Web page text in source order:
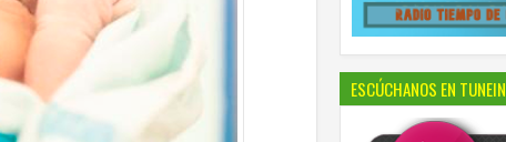
ESCÚCHANOS EN TUNEIN